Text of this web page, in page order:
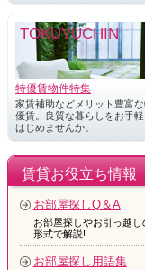
TOKUYUCHIN
特優賃物件特集
家賃補助などメリット豊富
優賃。良質な暮らしをお手軽
はじめませんか。
賃貸お役立ち情報
お部屋探しQ＆A
お部屋探しやお引っ越
形式で解説!
お部屋探し用語集